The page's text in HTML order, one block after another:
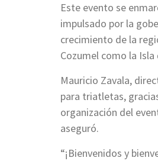
Este evento se
impulsado por la
crecimiento de la
Cozumel como la
Mauricio Zavala,
para triatletas,
organización del
aseguró.
“¡Bienvenidos y